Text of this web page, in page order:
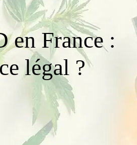
en France :
légal ?